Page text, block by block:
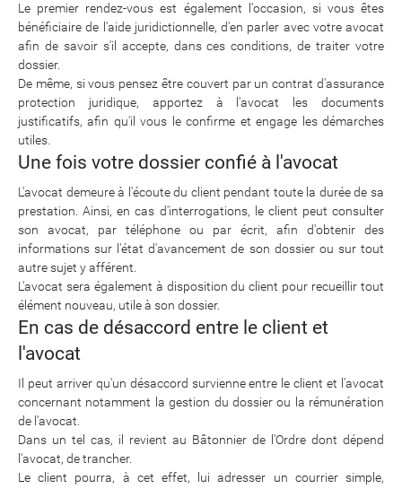
Le premier rendez-vous est également l'occasion, si vous êtes
bénéficiaire de l'aide juridictionnelle, d'en parler avec votre avocat
afin de savoir s'il accepte, dans ces conditions, de traiter votre
dossier.
De même, si vous pensez être couvert par un contrat d'assurance
protection juridique, apportez à l'avocat les documents
justificatifs, afin qu'il vous le confirme et engage les démarches
utiles.
Une fois votre dossier confié à l'avocat
L'avocat demeure à l'écoute du client pendant toute la durée de sa
prestation. Ainsi, en cas d'interrogations, le client peut consulter
son avocat, par téléphone ou par écrit, afin d'obtenir des
informations sur l'état d'avancement de son dossier ou sur tout
autre sujet y afférent.
L'avocat sera également à disposition du client pour recueillir tout
élément nouveau, utile à son dossier.
En cas de désaccord entre le client et
l'avocat
Il peut arriver qu'un désaccord survienne entre le client et l'avocat
concernant notamment la gestion du dossier ou la rémunération
de l'avocat.
Dans un tel cas, il revient au Bâtonnier de l'Ordre dont dépend
l'avocat, de trancher.
Le client pourra, à cet effet, lui adresser un courrier simple,